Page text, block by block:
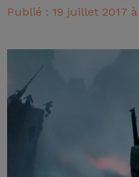
Publié : 19 juillet 2017